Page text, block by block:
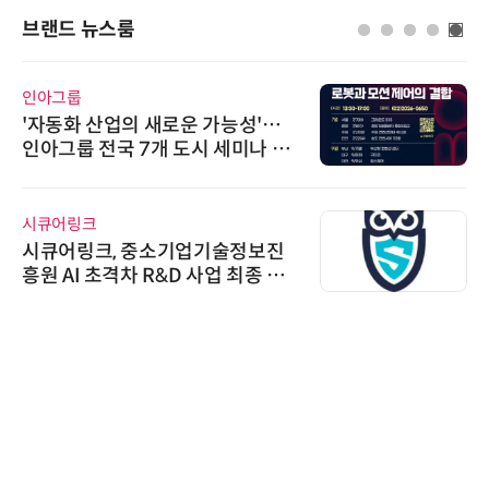
브랜드 뉴스룸
노보센스, PWM 고주파 과도 간섭
난제 극복…차량용 전류 감지 증폭
로옴, 업계 최고 수준의 Wide-SOA
구현한 차량용 MOSFET 개발